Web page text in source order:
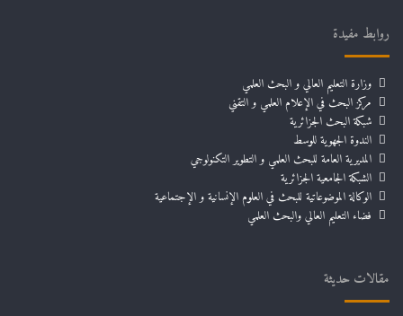
روابط مفيدة
وزارة التعليم العالي و البحث العلمي
مركز البحث في الإعلام العلمي و التقني
شبكة البحث الجزائرية
الندوة الجهوية للوسط
المديرية العامة للبحث العلمي و التطوير التكنولوجي
الشبكة الجامعية الجزائرية
الوكالة الموضوعاتية للبحث في العلوم الإنسانية و الإجتماعية
فضاء التعليم العالي والبحث العلمي
مقالات حديثة